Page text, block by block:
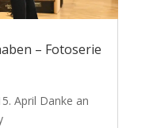
– Fotoserie
April Danke an